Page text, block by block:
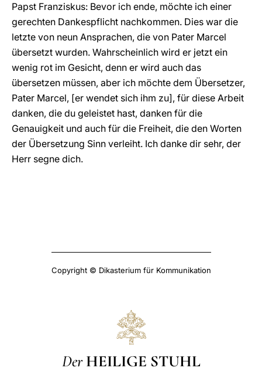
Papst Franziskus: Bevor ich ende, möchte ich einer
gerechten Dankespflicht nachkommen. Dies war die
letzte von neun Ansprachen, die von Pater Marcel
übersetzt wurden. Wahrscheinlich wird er jetzt ein
wenig rot im Gesicht, denn er wird auch das
übersetzen müssen, aber ich möchte dem Übersetzer,
Pater Marcel, [er wendet sich ihm zu], für diese Arbeit
danken, die du geleistet hast, danken für die
Genauigkeit und auch für die Freiheit, die den Worten
der Übersetzung Sinn verleiht. Ich danke dir sehr, der
Herr segne dich.
Copyright © Dikasterium für Kommunikation
Der HEILIGE STUHL